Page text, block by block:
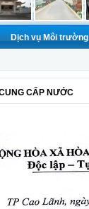
Dịch vụ Môi trường
CẤP NƯỚC